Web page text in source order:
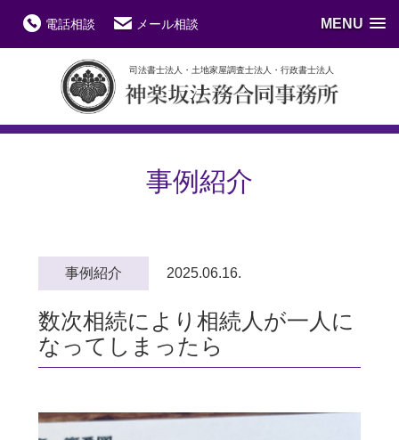
MENU
電話相談 メール相談
司法書士法人・土地家屋調査士法人・行政書士法人
事例紹介
事例紹介 2025.06.16.
数次相続により相続人が一人に
なってしまったら